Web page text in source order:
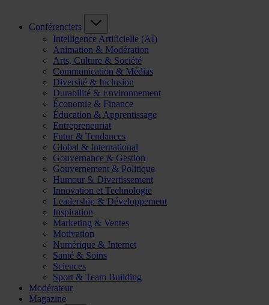
Conférenciers
Intelligence Artificielle (AI)
Animation & Modération
Arts, Culture & Société
Communication & Médias
Diversité & Inclusion
Durabilité & Environnement
Économie & Finance
Éducation & Apprentissage
Entrepreneuriat
Futur & Tendances
Global & International
Gouvernance & Gestion
Gouvernement & Politique
Humour & Divertissement
Innovation et Technologie
Leadership & Développement
Inspiration
Marketing & Ventes
Motivation
Numérique & Internet
Santé & Soins
Sciences
Sport & Team Building
Modérateur
Magazine